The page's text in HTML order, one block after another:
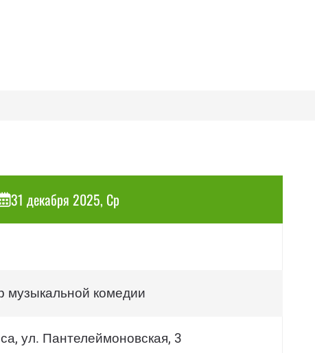
31 декабря 2025, Ср
музыкальной комедии
ул. Пантелеймоновская, 3